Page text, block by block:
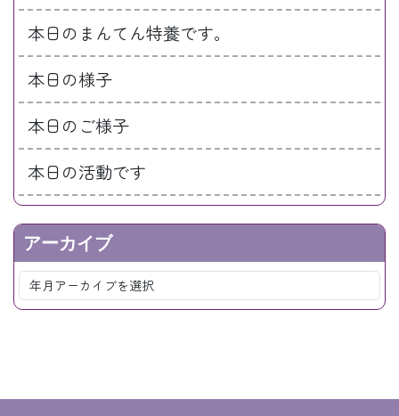
本日のまんてん特養です。
本日の様子
本日のご様子
本日の活動です
アーカイブ